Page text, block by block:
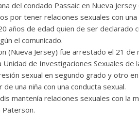
del condado Passaic en Nueva Jersey
por tener relaciones sexuales con
años de edad quien de ser declarado
el comunicado.
(Nueva Jersey) fue arrestado el 21 de
de Investigaciones Sexuales de
sexual en segundo grado y otro
una niña con una conducta sexual.
mantenía relaciones sexuales con la
Paterson.